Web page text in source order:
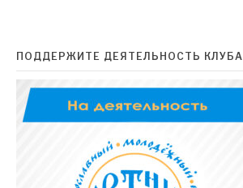
ПОДДЕРЖИТЕ ДЕЯТЕЛЬНОСТЬ КЛУБА